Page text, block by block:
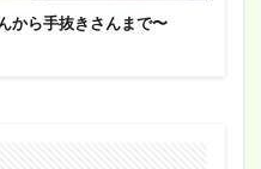
から手抜きさんまで〜